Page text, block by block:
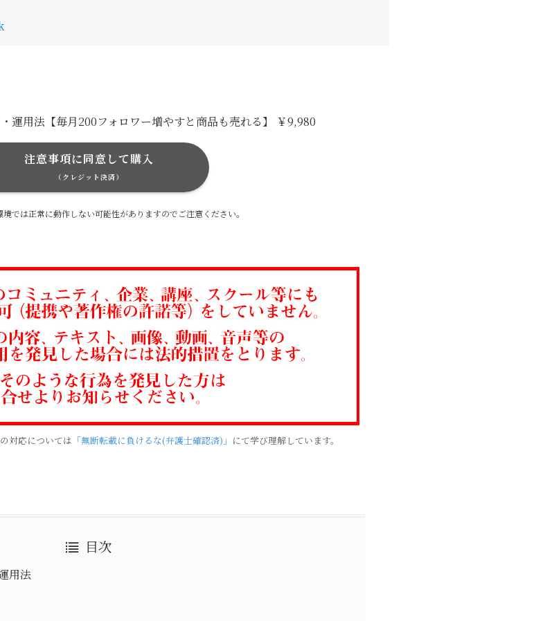
運用法【毎月200フォロワー増やすと商品も売れる】 ￥9,980
注意事項に同意して購入
（クレジット決済）
では正常に動作しない可能性がありますのでご注意ください。
対応については 「無断転載に負けるな(弁護士確認済)」 にて学び理解しています。
目次
用法